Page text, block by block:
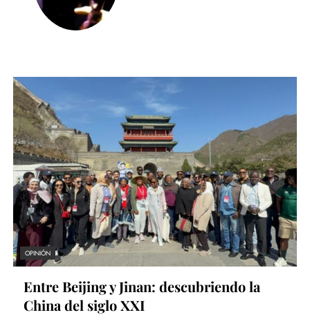
OPINIÓN
Entre Beijing y Jinan: descubriendo la
China del siglo XXI